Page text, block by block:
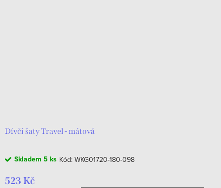
Dívčí šaty Travel - mátová
Skladem 5 ks Kód: WKG01720-180-098
523 Kč